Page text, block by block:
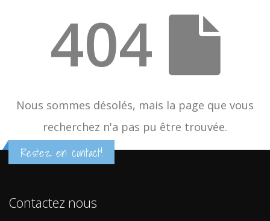
404
Nous sommes désolés, mais la page que vous
recherchez n'a pas pu être trouvée.
Restez en contact!
Contactez nous